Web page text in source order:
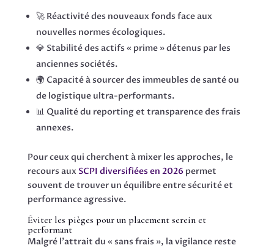
🚀 Réactivité des nouveaux fonds face aux
nouvelles normes écologiques.
💎 Stabilité des actifs « prime » détenus par les
anciennes sociétés.
🌍 Capacité à sourcer des immeubles de santé ou
de logistique ultra-performants.
📊 Qualité du reporting et transparence des frais
annexes.
Pour ceux qui cherchent à mixer les approches, le
recours aux SCPI diversifiées en 2026 permet
souvent de trouver un équilibre entre sécurité et
performance agressive.
Éviter les pièges pour un placement serein et
performant
Malgré l’attrait du « sans frais », la vigilance reste